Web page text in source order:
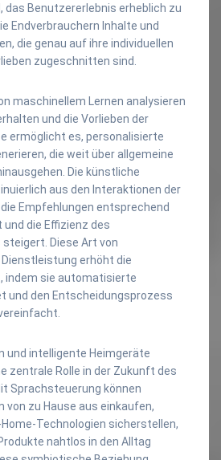
das Benutzererlebnis erheblich zu
Endverbrauchern Inhalte und
die genau auf ihre individuellen
zugeschnitten sind.
maschinellem Lernen analysieren
und die Vorlieben der
ermöglicht es, personalisierte
die weit über allgemeine
Die künstliche
aus den Interaktionen der
Empfehlungen entsprechend
die Effizienz des
Diese Art von
erhöht die
indem sie automatisierte
und den Entscheidungsprozess
und intelligente Heimgeräte
zentrale Rolle in der Zukunft des
Sprachsteuerung können
von zu Hause aus einkaufen,
Technologien sicherstellen,
nahtlos in den Alltag